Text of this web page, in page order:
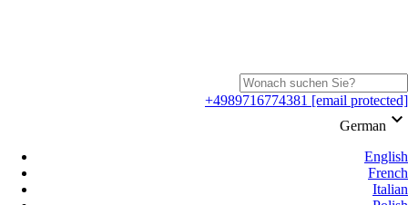
+4989716774381 [email protected]
German keyboard_arrow_down
English
French
Italian